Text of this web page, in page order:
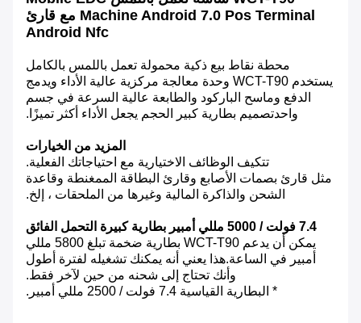
Machine Android 7.0 Pos Terminal مع قارئ
Android Nfc
محطة نقاط بيع ذكية محمولة تعمل باللمس بالكامل
يستخدم WCT-T90 وحدة معالجة مركزية عالية الأداء ويدمج
الدفع وماسح الباركود والطابعة عالية السرعة في جسم
واحدتصميم بطارية كبير الحجم يجعل الأداء أكثر تميزًا.
المزيد من الخيارات
تتكيف الوظائف الاختيارية مع احتياجاتك الفعلية.
مثل قارئ بصمات الأصابع وقارئ البطاقة الممغنطة وقاعدة
الشحن والذاكرة المالية وغيرها من الملحقات ، إلخ.
7.4 فولت / 5000 مللي أمبير بطارية كبيرة التحمل الفائق
يمكن أن يدعم WCT-T90 بطارية ضخمة تبلغ 5800 مللي
أمبير في الساعة.هذا يعني أنه يمكنك تشغيله لفترة أطول
وأنك تحتاج إلى شحنه من حين لآخر فقط.
* البطارية القياسية 7.4 فولت / 2500 مللي أمبير.